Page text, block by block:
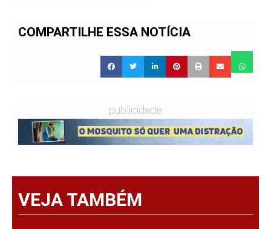
COMPARTILHE ESSA NOTÍCIA
publicidade
VEJA TAMBÉM